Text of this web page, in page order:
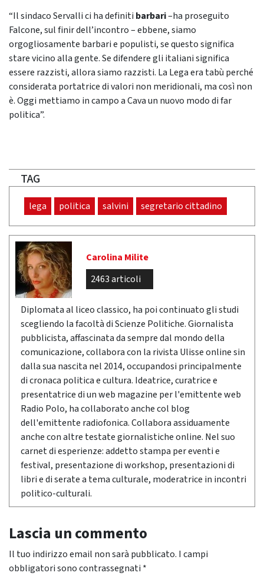
“Il sindaco Servalli ci ha definiti barbari–ha proseguito
Falcone, sul finir dell’incontro – ebbene, siamo
orgogliosamente barbari e populisti, se questo significa
stare vicino alla gente. Se difendere gli italiani significa
essere razzisti, allora siamo razzisti. La Lega era tabù perché
considerata portatrice di valori non meridionali, ma così non
è. Oggi mettiamo in campo a Cava un nuovo modo di far
politica”.
TAG
lega politica salvini segretario cittadino
Carolina Milite
2463 articoli
Diplomata al liceo classico, ha poi continuato gli studi
scegliendo la facoltà di Scienze Politiche. Giornalista
pubblicista, affascinata da sempre dal mondo della
comunicazione, collabora con la rivista Ulisse online sin
dalla sua nascita nel 2014, occupandosi principalmente
di cronaca politica e cultura. Ideatrice, curatrice e
presentatrice di un web magazine per l'emittente web
Radio Polo, ha collaborato anche col blog
dell'emittente radiofonica. Collabora assiduamente
anche con altre testate giornalistiche online. Nel suo
carnet di esperienze: addetto stampa per eventi e
festival, presentazione di workshop, presentazioni di
libri e di serate a tema culturale, moderatrice in incontri
politico-culturali.
Lascia un commento
Il tuo indirizzo email non sarà pubblicato. I campi
obbligatori sono contrassegnati *